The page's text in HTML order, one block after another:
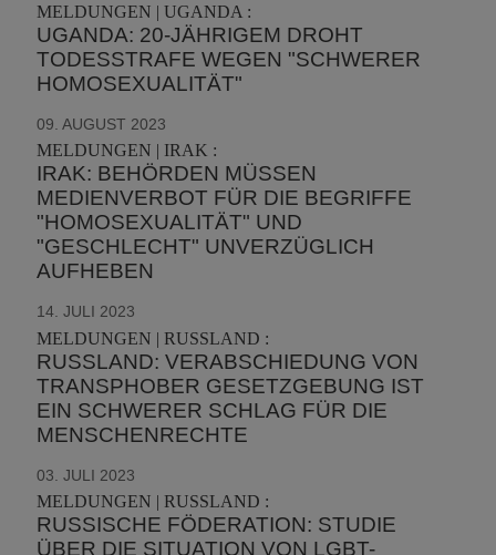
MELDUNGEN | UGANDA :
UGANDA: 20-JÄHRIGEM DROHT
TODESSTRAFE WEGEN "SCHWERER
HOMOSEXUALITÄT"
09. AUGUST 2023
MELDUNGEN | IRAK :
IRAK: BEHÖRDEN MÜSSEN
MEDIENVERBOT FÜR DIE BEGRIFFE
"HOMOSEXUALITÄT" UND
"GESCHLECHT" UNVERZÜGLICH
AUFHEBEN
14. JULI 2023
MELDUNGEN | RUSSLAND :
RUSSLAND: VERABSCHIEDUNG VON
TRANSPHOBER GESETZGEBUNG IST
EIN SCHWERER SCHLAG FÜR DIE
MENSCHENRECHTE
03. JULI 2023
MELDUNGEN | RUSSLAND :
RUSSISCHE FÖDERATION: STUDIE
ÜBER DIE SITUATION VON LGBT-